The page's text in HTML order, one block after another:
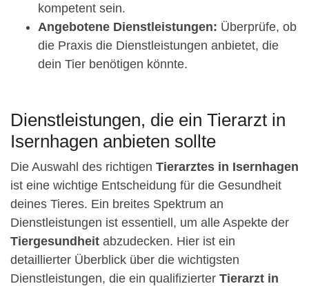
kompetent sein.
Angebotene Dienstleistungen: Überprüfe, ob
die Praxis die Dienstleistungen anbietet, die
dein Tier benötigen könnte.
Dienstleistungen, die ein Tierarzt in
Isernhagen anbieten sollte
Die Auswahl des richtigen Tierarztes in Isernhagen
ist eine wichtige Entscheidung für die Gesundheit
deines Tieres. Ein breites Spektrum an
Dienstleistungen ist essentiell, um alle Aspekte der
Tiergesundheit abzudecken. Hier ist ein
detaillierter Überblick über die wichtigsten
Dienstleistungen, die ein qualifizierter Tierarzt in